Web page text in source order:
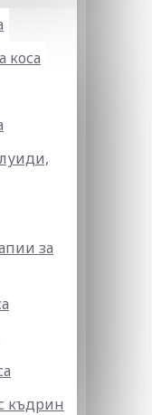
коса
за
къдрин